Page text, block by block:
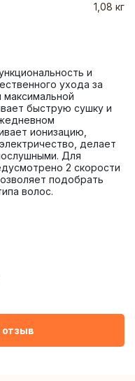
1,08 кг
и
ухода за
быструю сушку и
ионизацию,
делает
Для
2 скорости
подобрать
волос.
отзыв